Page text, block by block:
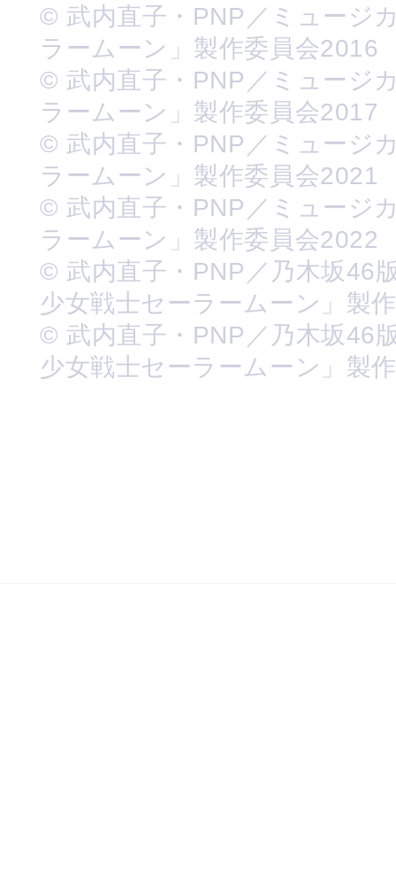
© 武内直子・PNP／ミュージ
ラームーン」製作委員会2016
© 武内直子・PNP／ミュージ
ラームーン」製作委員会2017
© 武内直子・PNP／ミュージ
ラームーン」製作委員会2021
© 武内直子・PNP／ミュージ
ラームーン」製作委員会2022
© 武内直子・PNP／乃木坂46
少女戦士セーラームーン」製
© 武内直子・PNP／乃木坂46
少女戦士セーラームーン」製